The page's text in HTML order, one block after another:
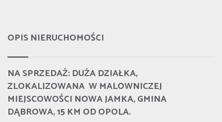
OPIS NIERUCHOMOŚCI
NA SPRZEDAŻ: DUŻA DZIAŁKA,
ZLOKALIZOWANA W MALOWNICZEJ
MIEJSCOWOŚCI NOWA JAMKA, GMINA
DĄBROWA, 15 KM OD OPOLA.